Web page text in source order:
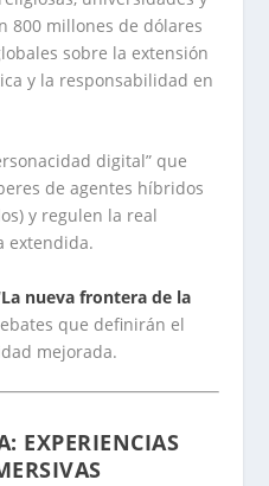
800 millones de dólares
sobre la extensión
y la responsabilidad en
digital” que
de agentes híbridos
y regulen la real
extendida.
La nueva frontera de la
que definirán el
mejorada.
EXPERIENCIAS